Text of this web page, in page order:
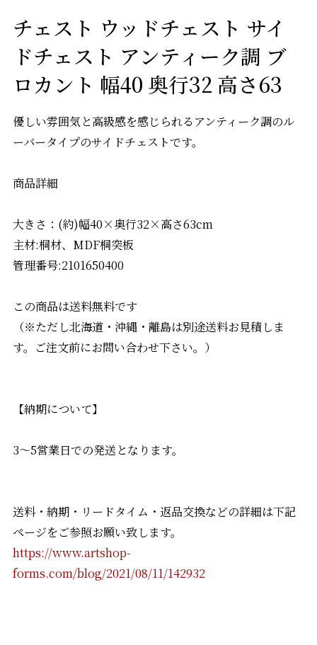
チェスト ウッドチェスト サイ
ドチェスト アンティーク調 ブ
ロカント 幅40 奥行32 高さ63
優しい雰囲気と高級感を感じられるアンティーク調のル
ーバータイプのサイドチェストです。
商品詳細
大きさ：(約)幅40×奥行32×高さ63cm
主材:桐材、MDF桐突板
管理番号:2101650400
この商品は送料無料です
（※ただし北海道・沖縄・離島は別途送料お見積しま
す。ご注文前にお問い合わせ下さい。）
【納期について】
3〜5営業日での発送となります。
送料・納期・リードタイム・返品交換などの詳細は下記
ページをご参照お願い致します。
https://www.artshop-
forms.com/blog/2021/08/11/142932